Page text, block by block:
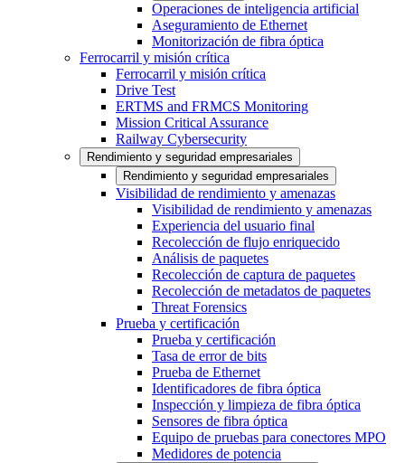
Operaciones de inteligencia artificial
Aseguramiento de Ethernet
Monitorización de fibra óptica
Ferrocarril y misión crítica
Ferrocarril y misión crítica
Drive Test
ERTMS and FRMCS Monitoring
Mission Critical Assurance
Railway Cybersecurity
Rendimiento y seguridad empresariales
Rendimiento y seguridad empresariales
Visibilidad de rendimiento y amenazas
Visibilidad de rendimiento y amenazas
Experiencia del usuario final
Recolección de flujo enriquecido
Análisis de paquetes
Recolección de captura de paquetes
Recolección de metadatos de paquetes
Threat Forensics
Prueba y certificación
Prueba y certificación
Tasa de error de bits
Prueba de Ethernet
Identificadores de fibra óptica
Inspección y limpieza de fibra óptica
Sensores de fibra óptica
Equipo de pruebas para conectores MPO
Medidores de potencia